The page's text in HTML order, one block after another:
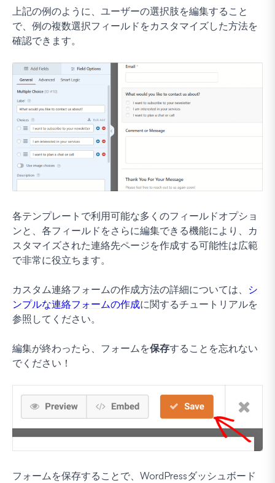
上記の例のように、ユーザーの選択肢を編集すること
で、例の複数選択フィールドをカスタマイズした方法を
確認できます。
各テンプレートで利用可能な多くのフィールドオプショ
ンと、各フィールドをさらに編集できる機能により、カ
スタマイズされた連絡先ページを作成する可能性は広範
で非常に役立ちます。
カスタム連絡フォームの作成方法の詳細については、 シ
ンプルな連絡フォームの作成に関するチュートリアルを
参照してください。
編集が終わったら、フォームを保存することを忘れない
でください！
フォームを保存することで、WordPressダッシュボード